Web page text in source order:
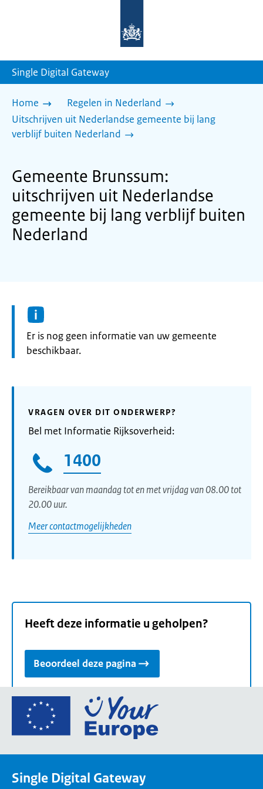
homepage
Single Digital Gateway
Home
Regelen in Nederland
Uitschrijven uit Nederlandse gemeente bij lang
verblijf buiten Nederland
Gemeente Brunssum:
uitschrijven uit Nederlandse
gemeente bij lang verblijf buiten
Nederland
Informatie:
Er is nog geen informatie van uw gemeente
beschikbaar.
VRAGEN OVER DIT ONDERWERP?
Bel met Informatie Rijksoverheid:
1400
Bereikbaar van maandag tot en met vrijdag van 08.00 tot
20.00 uur.
Meer contactmogelijkheden
Heeft deze informatie u geholpen?
Beoordeel deze pagina
Ga
de
Single Digital Gateway